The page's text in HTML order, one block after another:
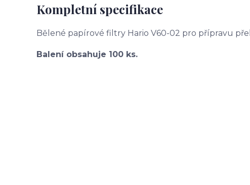
Kompletní specifikace
Bělené papírové filtry Hario V60-02 pro přípravu
Balení obsahuje 100 ks.